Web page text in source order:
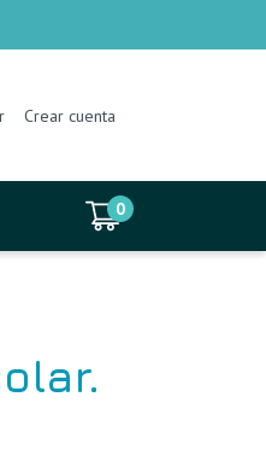
Crear cuenta
0